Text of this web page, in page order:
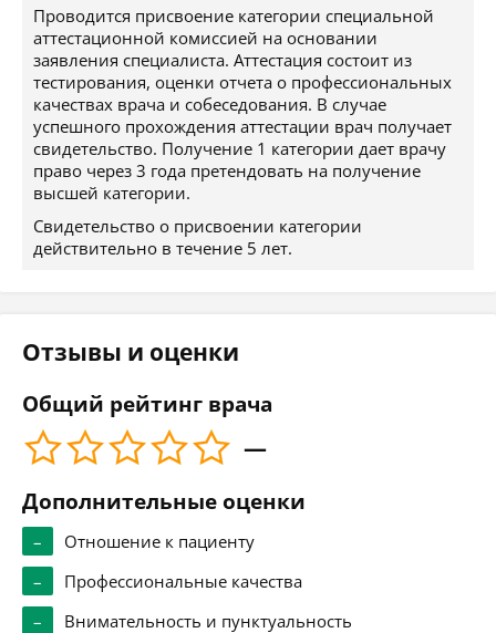
Проводится присвоение категории специальной
аттестационной комиссией на основании
заявления специалиста. Аттестация состоит из
тестирования, оценки отчета о профессиональных
качествах врача и собеседования. В случае
успешного прохождения аттестации врач получает
свидетельство. Получение 1 категории дает врачу
право через 3 года претендовать на получение
высшей категории.
Свидетельство о присвоении категории
действительно в течение 5 лет.
Отзывы и оценки
Общий рейтинг врача
—
Дополнительные оценки
–
Отношение к пациенту
–
Профессиональные качества
–
Внимательность и пунктуальность